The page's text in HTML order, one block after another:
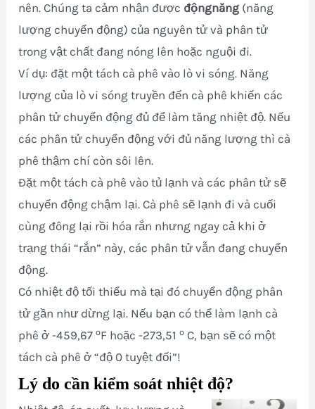
nên. Chúng ta cảm nhận được độngnăng (năng
lượng chuyển động) của nguyên tử và phân tử
trong vật chất đang nóng lên hoặc nguội đi.
Ví dụ: đặt một tách cà phê vào lò vi sóng. Năng
lượng của lò vi sóng truyền đến cà phê khiến các
phân tử chuyển động đủ để làm tăng nhiệt độ. Nếu
các phân tử chuyển động với đủ năng lượng thì cà
phê thậm chí còn sôi lên.
Đặt một tách cà phê vào tủ lạnh và các phân tử sẽ
chuyển động chậm lại. Cà phê sẽ lạnh đi và cuối
cùng đông lại rồi hóa rắn nhưng ngay cả khi ở
trạng thái “rắn” này, các phân tử vẫn đang chuyển
động.
Có nhiệt độ tối thiểu mà tại đó chuyển động phân
tử gần như dừng lại. Nếu bạn có thể làm lạnh cà
phê ở -459,67oF hoặc -273,51o C, bạn sẽ có một
tách cà phê ở “độ 0 tuyệt đối”!
Lý do cần kiểm soát nhiệt độ?